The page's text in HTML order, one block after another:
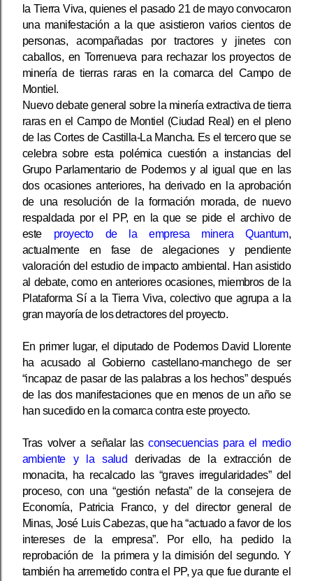
la Tierra Viva, quienes el pasado 21 de mayo convocaron
una manifestación a la que asistieron varios cientos de
personas, acompañadas por tractores y jinetes con
caballos, en Torrenueva para rechazar los proyectos de
minería de tierras raras en la comarca del Campo de
Montiel.
Nuevo debate general sobre la minería extractiva de tierra
raras en el Campo de Montiel (Ciudad Real) en el pleno
de las Cortes de Castilla-La Mancha. Es el tercero que se
celebra sobre esta polémica cuestión a instancias del
Grupo Parlamentario de Podemos y al igual que en las
dos ocasiones anteriores, ha derivado en la aprobación
de una resolución de la formación morada, de nuevo
respaldada por el PP, en la que se pide el archivo de
este proyecto de la empresa minera Quantum,
actualmente en fase de alegaciones y pendiente
valoración del estudio de impacto ambiental. Han asistido
al debate, como en anteriores ocasiones, miembros de la
Plataforma Sí a la Tierra Viva, colectivo que agrupa a la
gran mayoría de los detractores del proyecto.
En primer lugar, el diputado de Podemos David Llorente
ha acusado al Gobierno castellano-manchego de ser
“incapaz de pasar de las palabras a los hechos” después
de las dos manifestaciones que en menos de un año se
han sucedido en la comarca contra este proyecto.
Tras volver a señalar lasconsecuencias para el medio
ambiente y la salud derivadas de la extracción de
monacita, ha recalcado las “graves irregularidades” del
proceso, con una “gestión nefasta” de la consejera de
Economía, Patricia Franco, y del director general de
Minas, José Luis Cabezas, que ha “actuado a favor de los
intereses de la empresa”. Por ello, ha pedido la
reprobación de la primera y la dimisión del segundo. Y
también ha arremetido contra el PP, ya que fue durante el